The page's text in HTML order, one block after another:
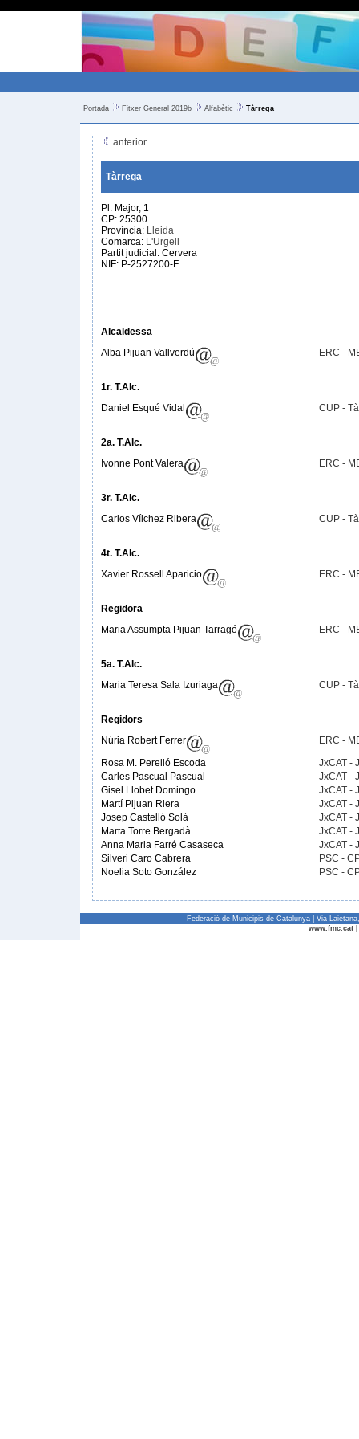
Portada Fitxer General 2019b Alfabètic Tàrrega
anterior
Tàrrega
Pl. Major, 1
CP: 25300
Província: Lleida
Comarca: L'Urgell
Partit judicial: Cervera
NIF: P-2527200-F
Alcaldessa
Alba Pijuan Vallverdú
ERC -
1r. T.Alc.
Daniel Esqué Vidal
CUP -
2a. T.Alc.
Ivonne Pont Valera
ERC -
3r. T.Alc.
Carlos Vílchez Ribera
CUP -
4t. T.Alc.
Xavier Rossell Aparicio
ERC -
Regidora
Maria Assumpta Pijuan Tarragó
ERC -
5a. T.Alc.
Maria Teresa Sala Izuriaga
CUP -
Regidors
Núria Robert Ferrer
ERC -
Rosa M. Perelló Escoda
JxCAT -
Carles Pascual Pascual
JxCAT -
Gisel Llobet Domingo
JxCAT -
Martí Pijuan Riera
JxCAT -
Josep Castelló Solà
JxCAT -
Marta Torre Bergadà
JxCAT -
Anna Maria Farré Casaseca
JxCAT -
Silveri Caro Cabrera
PSC -
Noelia Soto González
PSC -
Federació de Municipis de Catalunya | Via
www.fmc.cat